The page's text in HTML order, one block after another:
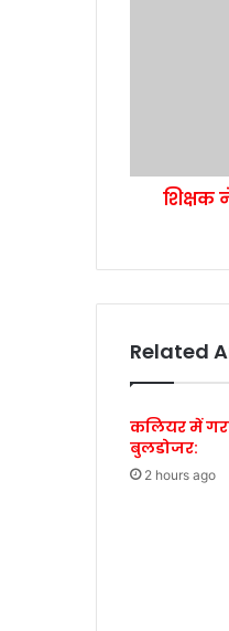
शिक्षक
Related
कलियर में
बुलडोजर:
2 hours ago